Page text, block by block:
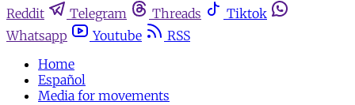
Reddit
Telegram Threads
Tiktok
Whatsapp
Youtube
RSS
Home
Español
Media for movements